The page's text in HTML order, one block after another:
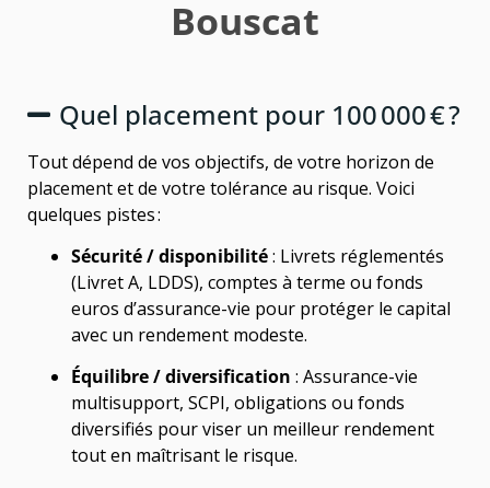
Bouscat
Quel placement pour 100 000 € ?
Tout dépend de vos objectifs, de votre horizon de
placement et de votre tolérance au risque. Voici
quelques pistes :
Sécurité / disponibilité: Livrets réglementés
(Livret A, LDDS), comptes à terme ou fonds
euros d’assurance-vie pour protéger le capital
avec un rendement modeste.
Équilibre / diversification : Assurance-vie
multisupport, SCPI, obligations ou fonds
diversifiés pour viser un meilleur rendement
tout en maîtrisant le risque.